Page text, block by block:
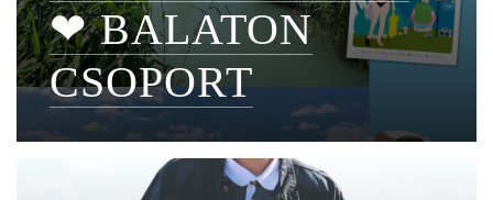
❤ BALATON
CSOPORT